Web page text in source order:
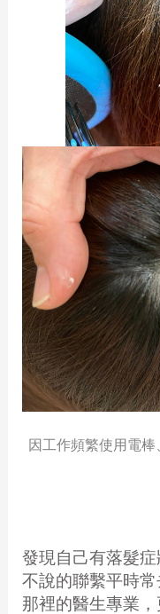
因工作頻繁使用電棒
發現自己有落髮
不說的聯繫平時常
那裡的醫生專業